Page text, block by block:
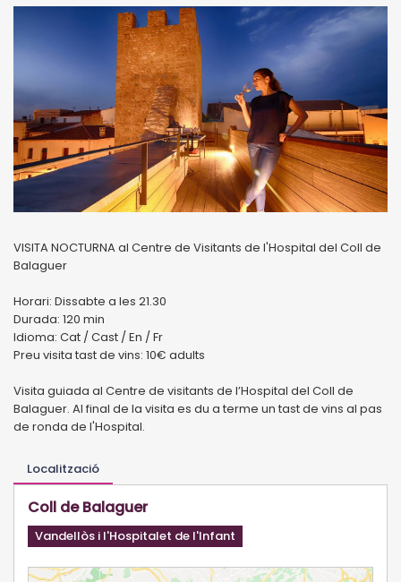
VISITA NOCTURNA al Centre de Visitants de l'Hospital del Coll de
Balaguer
Horari: Dissabte a les 21.30
Durada: 120 min
Idioma: Cat / Cast / En / Fr
Preu visita tast de vins: 10€ adults
Visita guiada al Centre de visitants de l’Hospital del Coll de
Balaguer. Al final de la visita es du a terme un tast de vins al pas
de ronda de l'Hospital.
Localització
Coll de Balaguer
Vandellòs i l'Hospitalet de l'Infant